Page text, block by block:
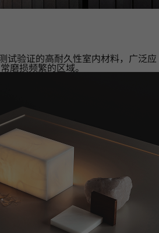
试验证的高耐久性室内材料，广泛应
磨损频繁的区域。